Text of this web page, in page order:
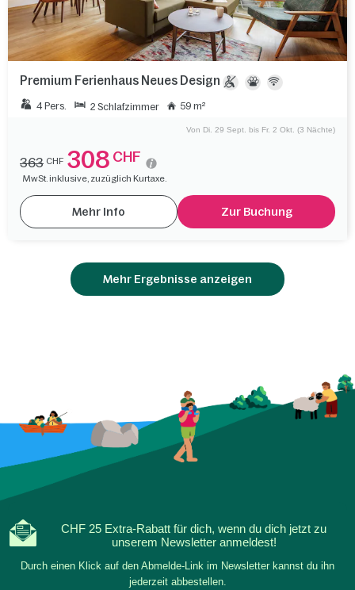
Premium Ferienhaus Neues Design
4 Pers. 2 Schlafzimmer 59 m²
Von Di. 29 Sept. bis Fr. 2 Okt. (3 Nächte)
363 CHF 308 CHF
MwSt. inklusive, zuzüglich Kurtaxe.
Mehr Info Zur Buchung
Mehr Ergebnisse anzeigen
CHF 25 Extra-Rabatt für dich, wenn du dich jetzt zu
unserem Newsletter anmeldest!
Durch einen Klick auf den Abmelde-Link im Newsletter kannst du ihn
jederzeit abbestellen.